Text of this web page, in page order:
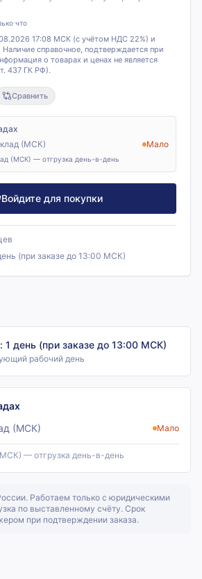
что
17:08 МСК (с учётом НДС 22%) и
справочное, подтверждается при
о товарах и ценах не является
437 ГК РФ).
Сравнить
(МСК)
Мало
(МСК) — отгрузка день-в-день
Войдите для покупки
(при заказе до 13:00 МСК)
1 день (при заказе до 13:00 МСК)
рабочий день
(МСК)
Мало
— отгрузка день-в-день
Работаем только с юридическими
по выставленному счёту. Срок
при подтверждении заказа.